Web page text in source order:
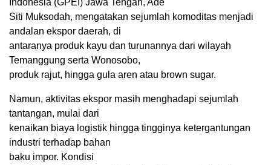
Indonesia (GPEI) Jawa Tengah, Ade
Siti Muksodah, mengatakan sejumlah komoditas menjadi
andalan ekspor daerah, di
antaranya produk kayu dan turunannya dari wilayah
Temanggung serta Wonosobo,
produk rajut, hingga gula aren atau brown sugar.
Namun, aktivitas ekspor masih menghadapi sejumlah
tantangan, mulai dari
kenaikan biaya logistik hingga tingginya ketergantungan
industri terhadap bahan
baku impor. Kondisi